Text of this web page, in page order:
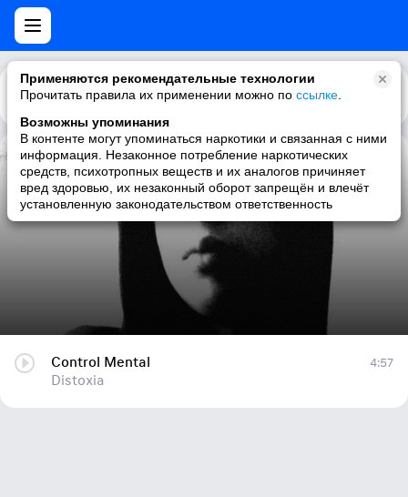
Применяются рекомендательные технологии
Прочитать правила их применении можно по ссылке
Возможны упоминания
В контенте могут упоминаться наркотики и связанная с ними
информация. Незаконное потребление наркотических
средств, психотропных веществ и их аналогов причиняет
вред здоровью, их незаконный оборот запрещён и влечёт
установленную законодательством ответственность
Каталог Рекомендации
Control Mental
Distoxia
Control Mental
Distoxia
4:57